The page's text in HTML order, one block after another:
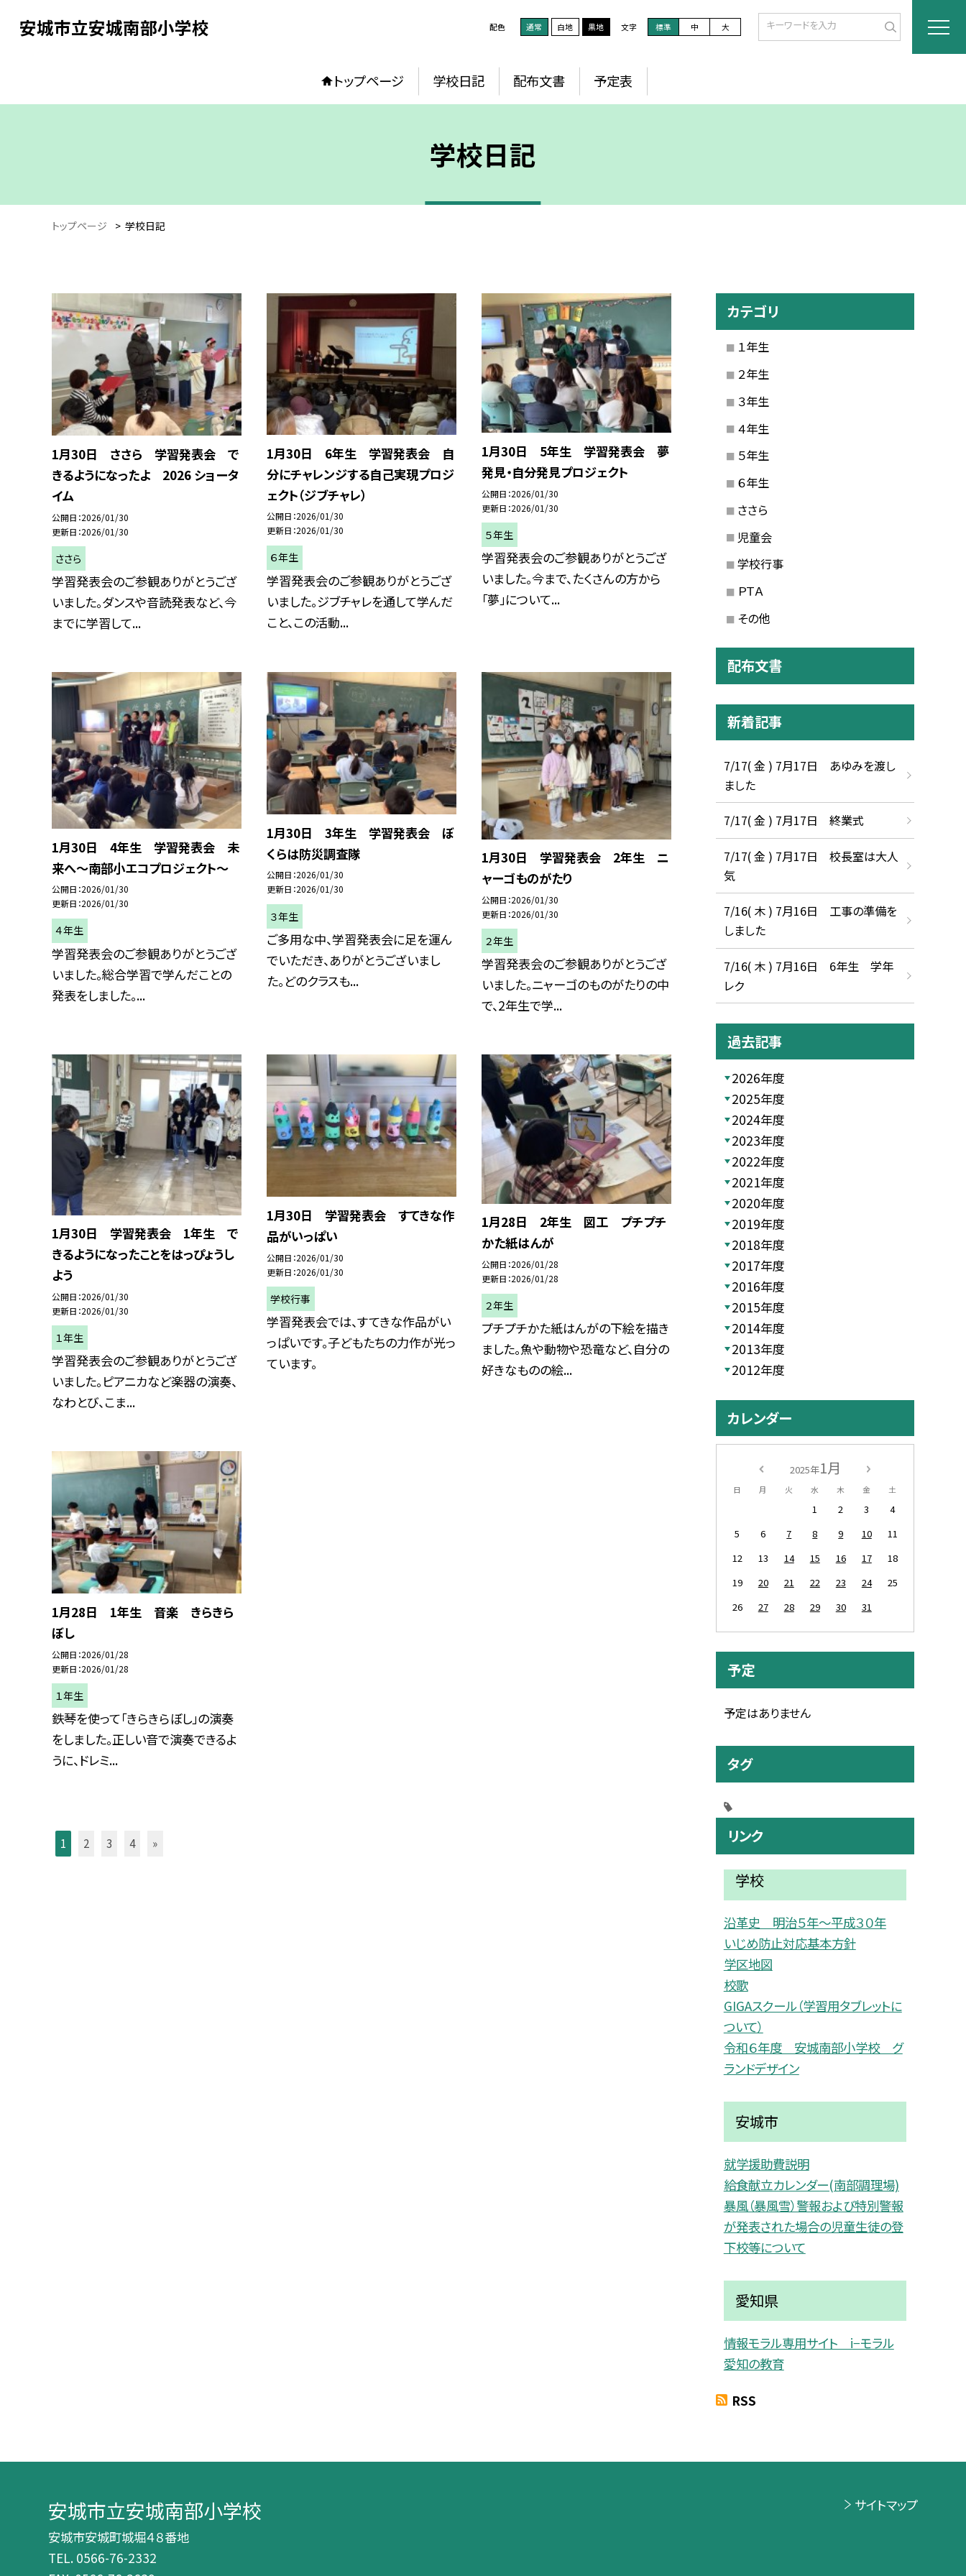
安城市立安城南部小学校 配色 通常 白地 黒地 文字 標準 中 大
トップページ 学校日記 配布文書 予定表
学校日記
トップページ > 学校日記
1月30日 ささら 学習発表会 で
きるようになったよ 2026 ショータ
イム
公開日 2026/01/30
更新日 2026/01/30
ささら
学習発表会のご参観ありがとうござ
いました。ダンスや音読発表など、今
までに学習して...
1月30日 6年生 学習発表会 自
分にチャレンジする自己実現プロジ
ェクト（ジブチャレ）
公開日 2026/01/30
更新日 2026/01/30
６年生
学習発表会のご参観ありがとうござ
いました。ジブチャレを通して学んだ
こと、この活動...
1月30日 5年生 学習発表会 夢
発見・自分発見プロジェクト
公開日 2026/01/30
更新日 2026/01/30
５年生
学習発表会のご参観ありがとうござ
いました。今まで、たくさんの方から
「夢」について...
1月30日 4年生 学習発表会 未
来へ〜南部小エコプロジェクト〜
公開日 2026/01/30
更新日 2026/01/30
４年生
学習発表会のご参観ありがとうござ
いました。総合学習で学んだことの
発表をしました。...
1月30日 3年生 学習発表会 ぼ
くらは防災調査隊
公開日 2026/01/30
更新日 2026/01/30
３年生
ご多用な中、学習発表会に足を運ん
でいただき、ありがとうございまし
た。どのクラスも...
1月30日 学習発表会 2年生 ニ
ャーゴものがたり
公開日 2026/01/30
更新日 2026/01/30
２年生
学習発表会のご参観ありがとうござ
いました。ニャーゴのものがたりの中
で、2年生で学...
1月30日 学習発表会 1年生 で
きるようになったことをはっぴょうし
よう
公開日 2026/01/30
更新日 2026/01/30
１年生
学習発表会のご参観ありがとうござ
いました。ピアニカなど楽器の演奏、
なわとび、こま...
1月30日 学習発表会 すてきな作
品がいっぱい
公開日 2026/01/30
更新日 2026/01/30
学校行事
学習発表会では、すてきな作品がい
っぱいです。子どもたちの力作が光っ
ています。
1月28日 2年生 図工 プチプチ
かた紙はんが
公開日 2026/01/28
更新日 2026/01/28
２年生
プチプチかた紙はんがの下絵を描き
ました。魚や動物や恐竜など、自分の
好きなものの絵...
1月28日 1年生 音楽 きらきら
ぼし
公開日 2026/01/28
更新日 2026/01/28
１年生
鉄琴を使って「きらきらぼし」の演奏
をしました。正しい音で演奏できるよ
うに、ドレミ...
1 2 3 4 »
カテゴリ
１年生
２年生
３年生
４年生
５年生
６年生
ささら
児童会
学校行事
ＰＴＡ
その他
配布文書
新着記事
7/17( 金 ) 7月17日 あゆみを渡し
ました
7/17( 金 ) 7月17日 終業式
7/17( 金 ) 7月17日 校長室は大人
気
7/16( 木 ) 7月16日 工事の準備を
しました
7/16( 木 ) 7月16日 6年生 学年
レク
過去記事
2026年度
2025年度
2024年度
2023年度
2022年度
2021年度
2020年度
2019年度
2018年度
2017年度
2016年度
2015年度
2014年度
2013年度
2012年度
カレンダー
2025年1月
日 月 火 水 木 金 土
1 2 3
4
5
6 7 8 9 10
11
12
13 14 15 16 17
18
19
20 21 22 23 24
25
26
27 28 29 30 31
予定
予定はありません
タグ
リンク
学校
沿革史 明治５年〜平成３０年
いじめ防止対応基本方針
学区地図
校歌
GIGAスクール（学習用タブレットに
ついて）
令和６年度 安城南部小学校 グ
ランドデザイン
安城市
就学援助費説明
給食献立カレンダー(南部調理場)
暴風（暴風雪）警報および特別警報
が発表された場合の児童生徒の登
下校等について
愛知県
情報モラル専用サイト i−モラル
愛知の教育
RSS
安城市立安城南部小学校
安城市安城町城堀４８番地
TEL. 0566-76-2332
サイトマップ